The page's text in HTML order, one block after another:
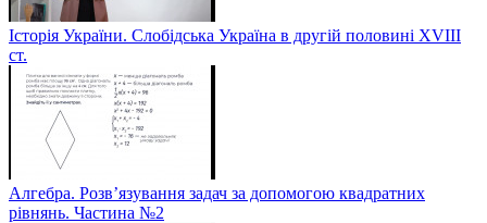
Історія України. Слобідська Україна в другій половині ХVIIІ
ст.
Алгебра. Розв’язування задач за допомогою квадратних
рівнянь. Частина №2